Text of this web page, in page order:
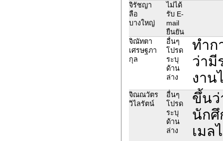
จิรัชญา
ลือ
บางใหญ่
ไม่ได้
รับ E-
mail
ยืนยัน
จิณัทตา
เศรษฐภา
กุล
อื่นๆ
โปรด
ระบุ
ด้าน
ล่าง
ทำก
ว่ามี
งาน
จิณณวัตร
วิไลรัตน์
อื่นๆ
โปรด
ระบุ
ด้าน
ล่าง
ขึ้นว่
นักศึ
เมล